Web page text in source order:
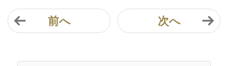
前へ 次へ